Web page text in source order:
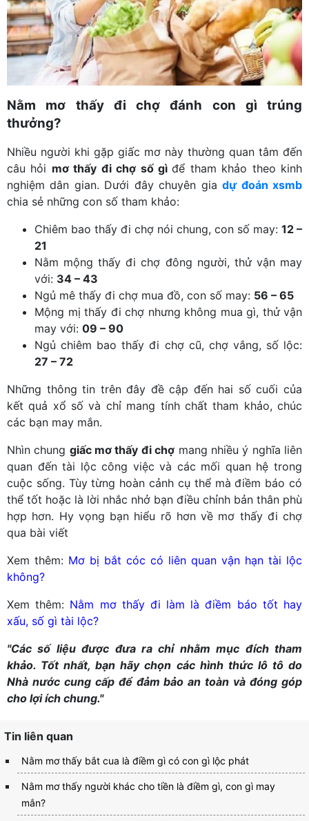
Nằm mơ thấy đi chợ đánh con gì trúng
thưởng?
Nhiều người khi gặp giấc mơ này thường quan tâm đến
câu hỏi mơ thấy đi chợ số gìđể tham khảo theo kinh
nghiệm dân gian. Dưới đây chuyên giadự đoán xsmb
chia sẻ những con số tham khảo:
Chiêm bao thấy đi chợ nói chung, con số may: 12 –
21
Nằm mộng thấy đi chợ đông người, thử vận may
với: 34 – 43
Ngủ mê thấy đi chợ mua đồ, con số may: 56 – 65
Mộng mị thấy đi chợ nhưng không mua gì, thử vận
may với: 09 – 90
Ngủ chiêm bao thấy đi chợ cũ, chợ vắng, số lộc:
27 – 72
Những thông tin trên đây đề cập đến hai số cuối của
kết quả xổ số và chỉ mang tính chất tham khảo, chúc
các bạn may mắn.
Nhìn chung giấc mơ thấy đi chợ mang nhiều ý nghĩa liên
quan đến tài lộc công việc và các mối quan hệ trong
cuộc sống. Tùy từng hoàn cảnh cụ thể mà điềm báo có
thể tốt hoặc là lời nhắc nhở bạn điều chỉnh bản thân phù
hợp hơn. Hy vọng bạn hiểu rõ hơn về mơ thấy đi chợ
qua bài viết
Xem thêm: Mơ bị bắt cóc có liên quan vận hạn tài lộc
không?
Xem thêm: Nằm mơ thấy đi làm là điềm báo tốt hay
xấu, số gì tài lộc?
"Các số liệu được đưa ra chỉ nhằm mục đích tham
khảo. Tốt nhất, bạn hãy chọn các hình thức lô tô do
Nhà nước cung cấp để đảm bảo an toàn và đóng góp
cho lợi ích chung."
Tin liên quan
Nằm mơ thấy bắt cua là điềm gì có con gì lộc phát
Nằm mơ thấy người khác cho tiền là điềm gì, con gì may
mắn?